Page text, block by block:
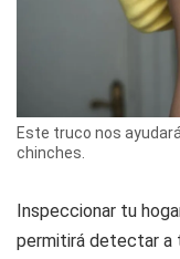
Este truco nos
chinches.
Inspeccionar tu
permitirá detectar a